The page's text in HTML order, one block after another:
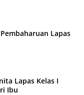
Lapas
Lapas Kelas I
Ibu